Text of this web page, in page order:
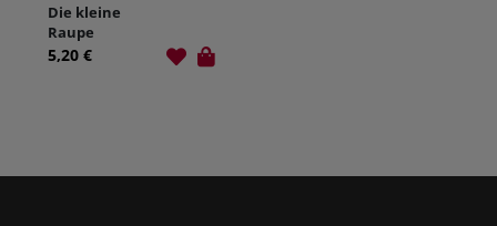
Die kleine
Raupe
Nimmersatt -
5,20 €